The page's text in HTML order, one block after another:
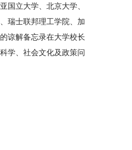
国立大学、北京大学、
瑞士联邦理工学院、加
谅解备忘录在大学校长
学、社会文化及政策问